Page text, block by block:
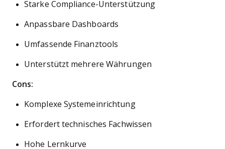
Starke Compliance-Unterstützung
Anpassbare Dashboards
Umfassende Finanztools
Unterstützt mehrere Währungen
Cons:
Komplexe Systemeinrichtung
Erfordert technisches Fachwissen
Hohe Lernkurve